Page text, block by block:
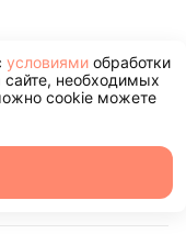
условиями обработки
необходимых
cookie можете